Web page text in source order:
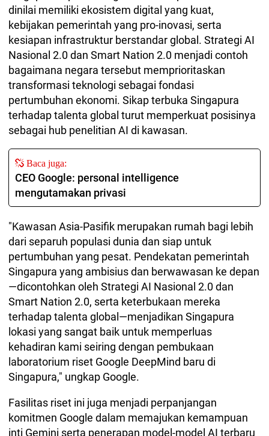
dinilai memiliki ekosistem digital yang kuat,
kebijakan pemerintah yang pro-inovasi, serta
kesiapan infrastruktur berstandar global. Strategi AI
Nasional 2.0 dan Smart Nation 2.0 menjadi contoh
bagaimana negara tersebut memprioritaskan
transformasi teknologi sebagai fondasi
pertumbuhan ekonomi. Sikap terbuka Singapura
terhadap talenta global turut memperkuat posisinya
sebagai hub penelitian AI di kawasan.
Baca juga:
CEO Google: personal intelligence
mengutamakan privasi
"Kawasan Asia-Pasifik merupakan rumah bagi lebih
dari separuh populasi dunia dan siap untuk
pertumbuhan yang pesat. Pendekatan pemerintah
Singapura yang ambisius dan berwawasan ke depan
—dicontohkan oleh Strategi AI Nasional 2.0 dan
Smart Nation 2.0, serta keterbukaan mereka
terhadap talenta global—menjadikan Singapura
lokasi yang sangat baik untuk memperluas
kehadiran kami seiring dengan pembukaan
laboratorium riset Google DeepMind baru di
Singapura," ungkap Google.
Fasilitas riset ini juga menjadi perpanjangan
komitmen Google dalam memajukan kemampuan
inti Gemini serta penerapan model-model AI terbaru